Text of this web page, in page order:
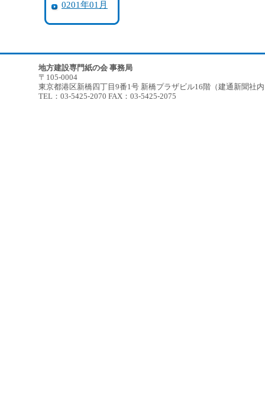
0201年01月
地方建設専門紙の会 事務局
〒105-0004
東京都港区新橋四丁目9番1号 新橋プラザビル16階（建通新聞社
TEL：03-5425-2070 FAX：03-5425-2075